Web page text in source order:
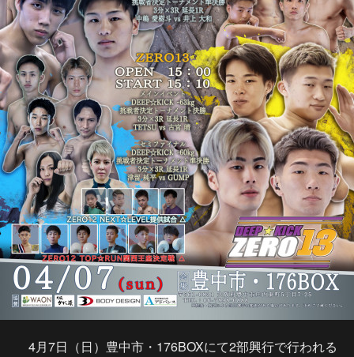
4月7日（日）豊中市・176BOXにて2部興行で行われる